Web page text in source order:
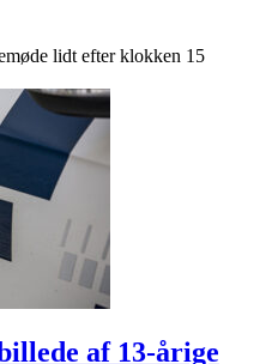
lidt efter klokken 15
af 13-årige